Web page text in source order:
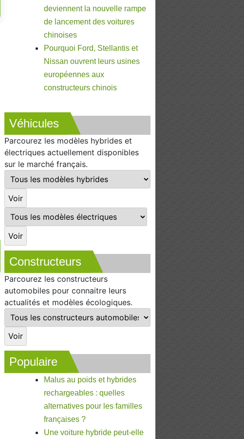
deviennent la nouvelle rampe
de lancement des voitures
chinoises
Pourquoi Ford, Stellantis et
Nissan ouvrent leurs usines
européennes aux
constructeurs chinois
Véhicules
Parcourez les modèles hybrides et
électriques actuellement disponibles
sur le marché français.
Constructeurs
Parcourez les constructeurs
automobiles pour connaitre leurs
actualités et modèles écologiques.
Populaire
Malus au poids et hybrides
rechargeables : quelles
alternatives pour les familles
françaises ?
Une voiture hybride peut-elle